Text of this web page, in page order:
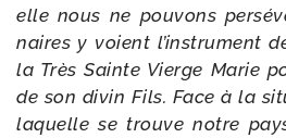
elle nous ne pou­vons
naires y voient l’instrument
la Très Sainte Vierge Marie
de son divin Fils. Face à la
laquelle se trouve notre